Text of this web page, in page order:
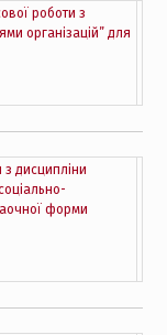
роботи з
організацій” для
з дисципліни
форми